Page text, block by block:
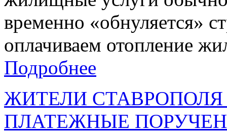
временно «обнуляется»
оплачиваем отопление
Подробнее
ЖИТЕЛИ
ПЛАТЕЖНЫЕ